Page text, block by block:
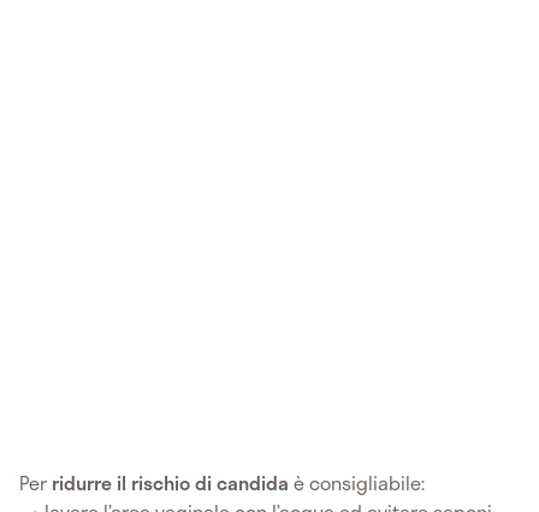
Per ridurre il rischio di candida è consigliabile: